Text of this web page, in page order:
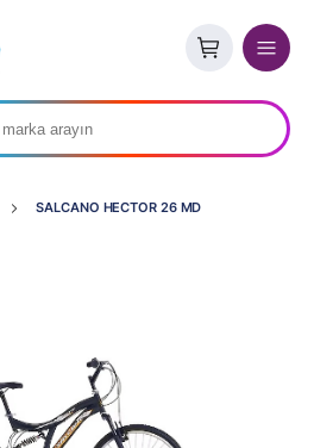
SALCANO HECTOR 26 MD